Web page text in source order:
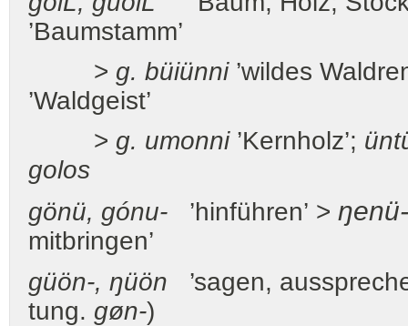
’Baumstamm’
> g. büiünni’wildes
’Waldgeist’
> g. umonni’Kernholz’;
golos
gönü, gónu- ’hinführen’ >
mitbringen’
güön-, ŋüön ’sagen,
tung. gøn-)